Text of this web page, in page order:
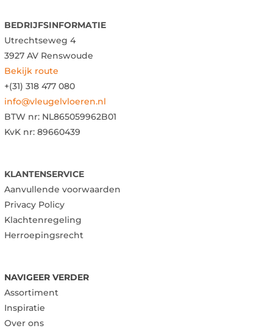
BEDRIJFSINFORMATIE
Utrechtseweg 4
3927 AV Renswoude
Bekijk route
+(31) 318 477 080
info@vleugelvloeren.nl
BTW nr: NL865059962B01
KvK nr: 89660439
KLANTENSERVICE
Aanvullende voorwaarden
Privacy Policy
Klachtenregeling
Herroepingsrecht
NAVIGEER VERDER
Assortiment
Inspiratie
Over ons